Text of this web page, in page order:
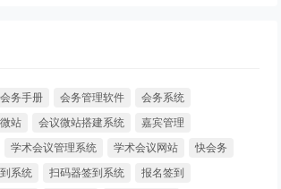
会务手册 会务管理软件
会务系统
站 会议微站搭建系统
嘉宾管理
学术会议管理系统 学术会议网站
快会务
系统 扫码器签到系统
报名签到